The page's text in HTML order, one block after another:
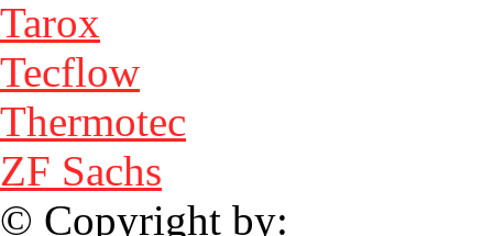
Tarox
Tecflow
Thermotec
ZF Sachs
© Copyright by: